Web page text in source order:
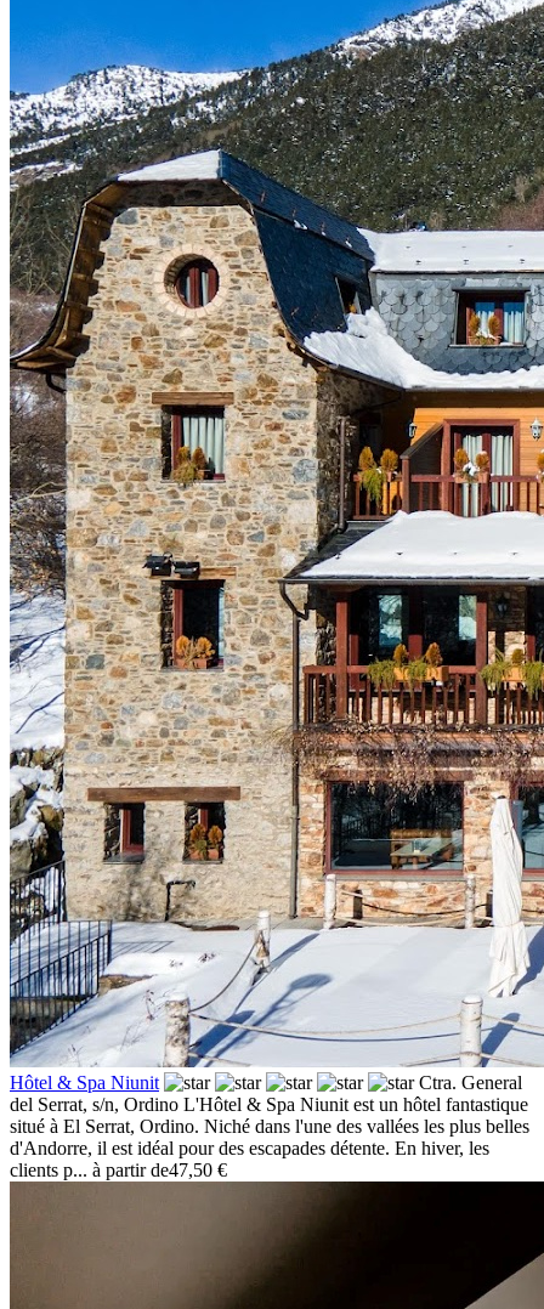
Hôtel & Spa Niunit
Ctra. General
del Serrat, s/n, Ordino L'Hôtel & Spa Niunit est un hôtel fantastique
situé à El Serrat, Ordino. Niché dans l'une des vallées les plus belles
d'Andorre, il est idéal pour des escapades détente. En hiver, les
clients p... à partir de47,50 €